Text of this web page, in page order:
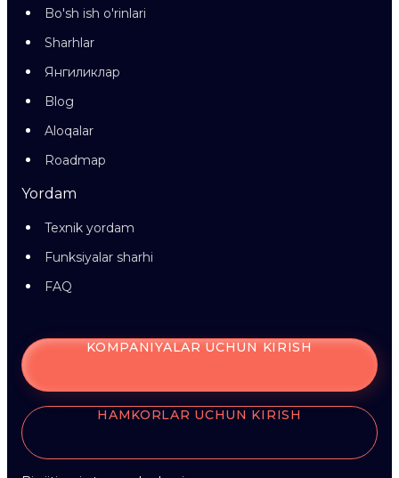
Bo'sh ish o'rinlari
Sharhlar
Янгиликлар
Blog
Aloqalar
Roadmap
Yordam
Texnik yordam
Funksiyalar sharhi
FAQ
KOMPANIYALAR UCHUN KIRISH
HAMKORLAR UCHUN KIRISH